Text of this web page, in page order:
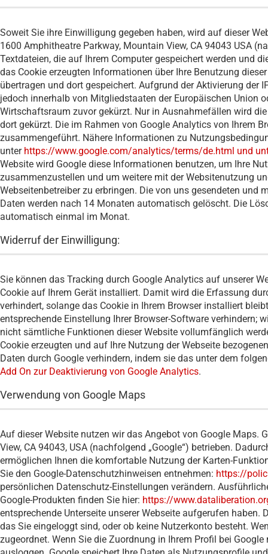
Soweit Sie ihre Einwilligung gegeben haben, wird auf dieser
1600 Amphitheatre Parkway, Mountain View, CA 94043 USA
Textdateien, die auf Ihrem Computer gespeichert werden und
das Cookie erzeugten Informationen über Ihre Benutzung
übertragen und dort gespeichert. Aufgrund der Aktivierung der
jedoch innerhalb von Mitgliedstaaten der Europäischen Union
Wirtschaftsraum zuvor gekürzt. Nur in Ausnahmefällen wird
dort gekürzt. Die im Rahmen von Google Analytics von Ihrem
zusammengeführt. Nähere Informationen zu
unter https://www.google.com/analytics/terms/de.html und
Website wird Google diese Informationen benutzen, um Ihre
zusammenzustellen und um weitere mit der Websitenutzung
Webseitenbetreiber zu erbringen. Die von uns gesendeten und
Daten werden nach 14 Monaten automatisch gelöscht. Die
automatisch einmal im Monat.
Widerruf der Einwilligung:
Sie können das Tracking durch Google Analytics auf unserer
Cookie auf Ihrem Gerät installiert. Damit wird die Erfassung
verhindert, solange das Cookie in Ihrem Browser installiert
entsprechende Einstellung Ihrer Browser-Software verhindern;
nicht sämtliche Funktionen dieser Website vollumfänglich
Cookie erzeugten und auf Ihre Nutzung der Webseite
Daten durch Google verhindern, indem sie das unter dem
Add On zur Deaktivierung von Google Analytics.
Verwendung von Google Maps
Auf dieser Website nutzen wir das Angebot von Google Maps.
View, CA 94043, USA (nachfolgend „Google“) betrieben.
ermöglichen Ihnen die komfortable Nutzung der Karten-
Sie den Google-Datenschutzhinweisen entnehmen: https://
persönlichen Datenschutz-Einstellungen verändern.
Google-Produkten finden Sie hier: https://
entsprechende Unterseite unserer Webseite aufgerufen
das Sie eingeloggt sind, oder ob keine Nutzerkonto besteht.
zugeordnet. Wenn Sie die Zuordnung in Ihrem Profil bei